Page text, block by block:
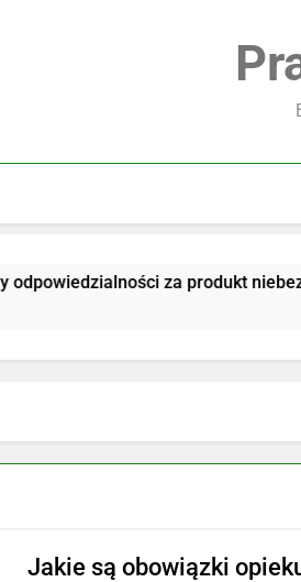
za produkt
Jakie są obowiązki